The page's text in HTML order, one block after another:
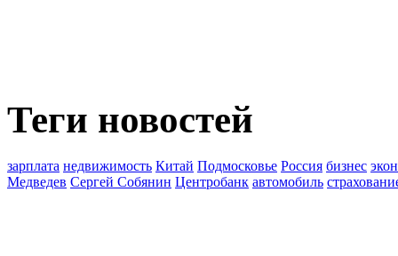
Теги новостей
зарплата недвижимость Китай Подмосковье Россия бизнес
Медведев Сергей Собянин Центробанк автомобиль